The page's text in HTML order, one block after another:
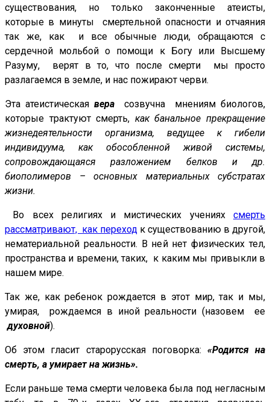
существования, но только законченные атеисты,
которые в минуты смертельной опасности и отчаяния
так же, как и все обычные люди, обращаются с
сердечной мольбой о помощи к Богу или Высшему
Разуму, верят в то, что после смерти мы просто
разлагаемся в земле, и нас пожирают черви.
Эта атеистическая вера созвучна
мнениям биологов,
которые трактуют смерть, как банальное прекращение
жизнедеятельности организма, ведущее к гибели
индивидуума, как обособленной живой системы,
сопровождающаяся разложением белков и др.
биополимеров – основных материальных субстратах
жизни.
Во всех религиях и мистических учениях смерть
рассматривают, как переход к существованию в другой,
нематериальной реальности. В ней нет физических тел,
пространства и времени, таких, к каким мы привыкли в
нашем мире.
Так же, как ребенок рождается в этот мир, так и мы,
умирая, рождаемся в иной реальности (назовем ее
духовной).
Об этом гласит старорусская поговорка: «Родится на
смерть, а умирает на жизнь».
Если раньше тема смерти человека была под негласным